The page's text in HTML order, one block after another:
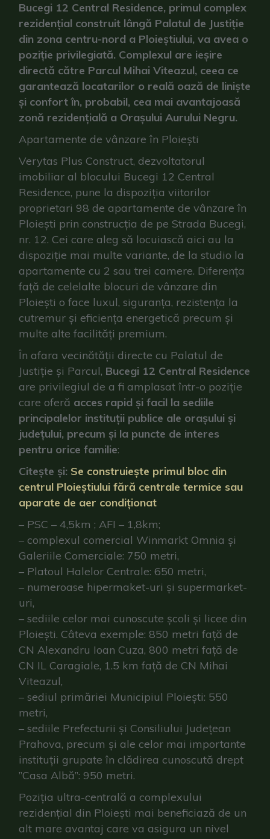
Bucegi 12 Central Residence, primul complex
rezidențial construit lângă Palatul de Justiție
din zona centru-nord a Ploieștiului, va avea o
poziție privilegiată. Complexul are ieșire
directă către Parcul Mihai Viteazul, ceea ce
garantează locatarilor o reală oază de liniște
și confort în, probabil, cea mai avantajoasă
zonă rezidențială a Orașului Aurului Negru.
Apartamente de vânzare în Ploiești
Verytas Plus Construct, dezvoltatorul
imobiliar al blocului Bucegi 12 Central
Residence, pune la dispoziția viitorilor
proprietari 98 de apartamente de vânzare în
Ploiești prin construcția de pe Strada Bucegi,
nr. 12. Cei care aleg să locuiască aici au la
dispoziție mai multe variante, de la studio la
apartamente cu 2 sau trei camere. Diferența
față de celelalte blocuri de vânzare din
Ploiești o face luxul, siguranța, rezistența la
cutremur și eficiența energetică precum și
multe alte facilități premium.
În afara vecinătății directe cu Palatul de
Justiție și Parcul, Bucegi 12 Central Residence
are privilegiul de a fi amplasat într-o poziție
care oferă acces rapid și facil la sediile
principalelor instituții publice ale orașului și
județului, precum și la puncte de interes
pentru orice familie:
Citește și: Se construiește primul bloc din
centrul Ploieștiului fără centrale termice sau
aparate de aer condiționat
– PSC – 4,5km ; AFI – 1,8km;
– complexul comercial Winmarkt Omnia și
Galeriile Comerciale: 750 metri,
– Platoul Halelor Centrale: 650 metri,
– numeroase hipermaket-uri și supermarket-
uri,
– sediile celor mai cunoscute școli și licee din
Ploiești. Câteva exemple: 850 metri față de
CN Alexandru Ioan Cuza, 800 metri față de
CN IL Caragiale, 1.5 km față de CN Mihai
Viteazul,
– sediul primăriei Municipiul Ploiești: 550
metri,
– sediile Prefecturii și Consiliului Județean
Prahova, precum și ale celor mai importante
instituții grupate în clădirea cunoscută drept
”Casa Albă”: 950 metri.
Poziția ultra-centrală a complexului
rezidențial din Ploiești mai beneficiază de un
alt mare avantaj care va asigura un nivel